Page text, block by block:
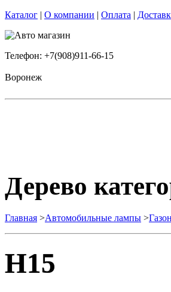
Каталог | О компании | Оплата |
Телефон: +7(908)911-66-15
Воронеж
Дерево
Главная >Автомобильные лампы >
H15